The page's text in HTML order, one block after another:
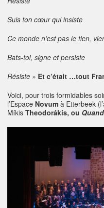
Suis ton cœur qui insiste
Ce monde n’est pas le tien,
Bats-toi, signe et persiste
Résiste » Et c’était …tout
Voici, pour trois formidables
l’Espace Novum à Etterbeek
Míkis Theodorákis, ou